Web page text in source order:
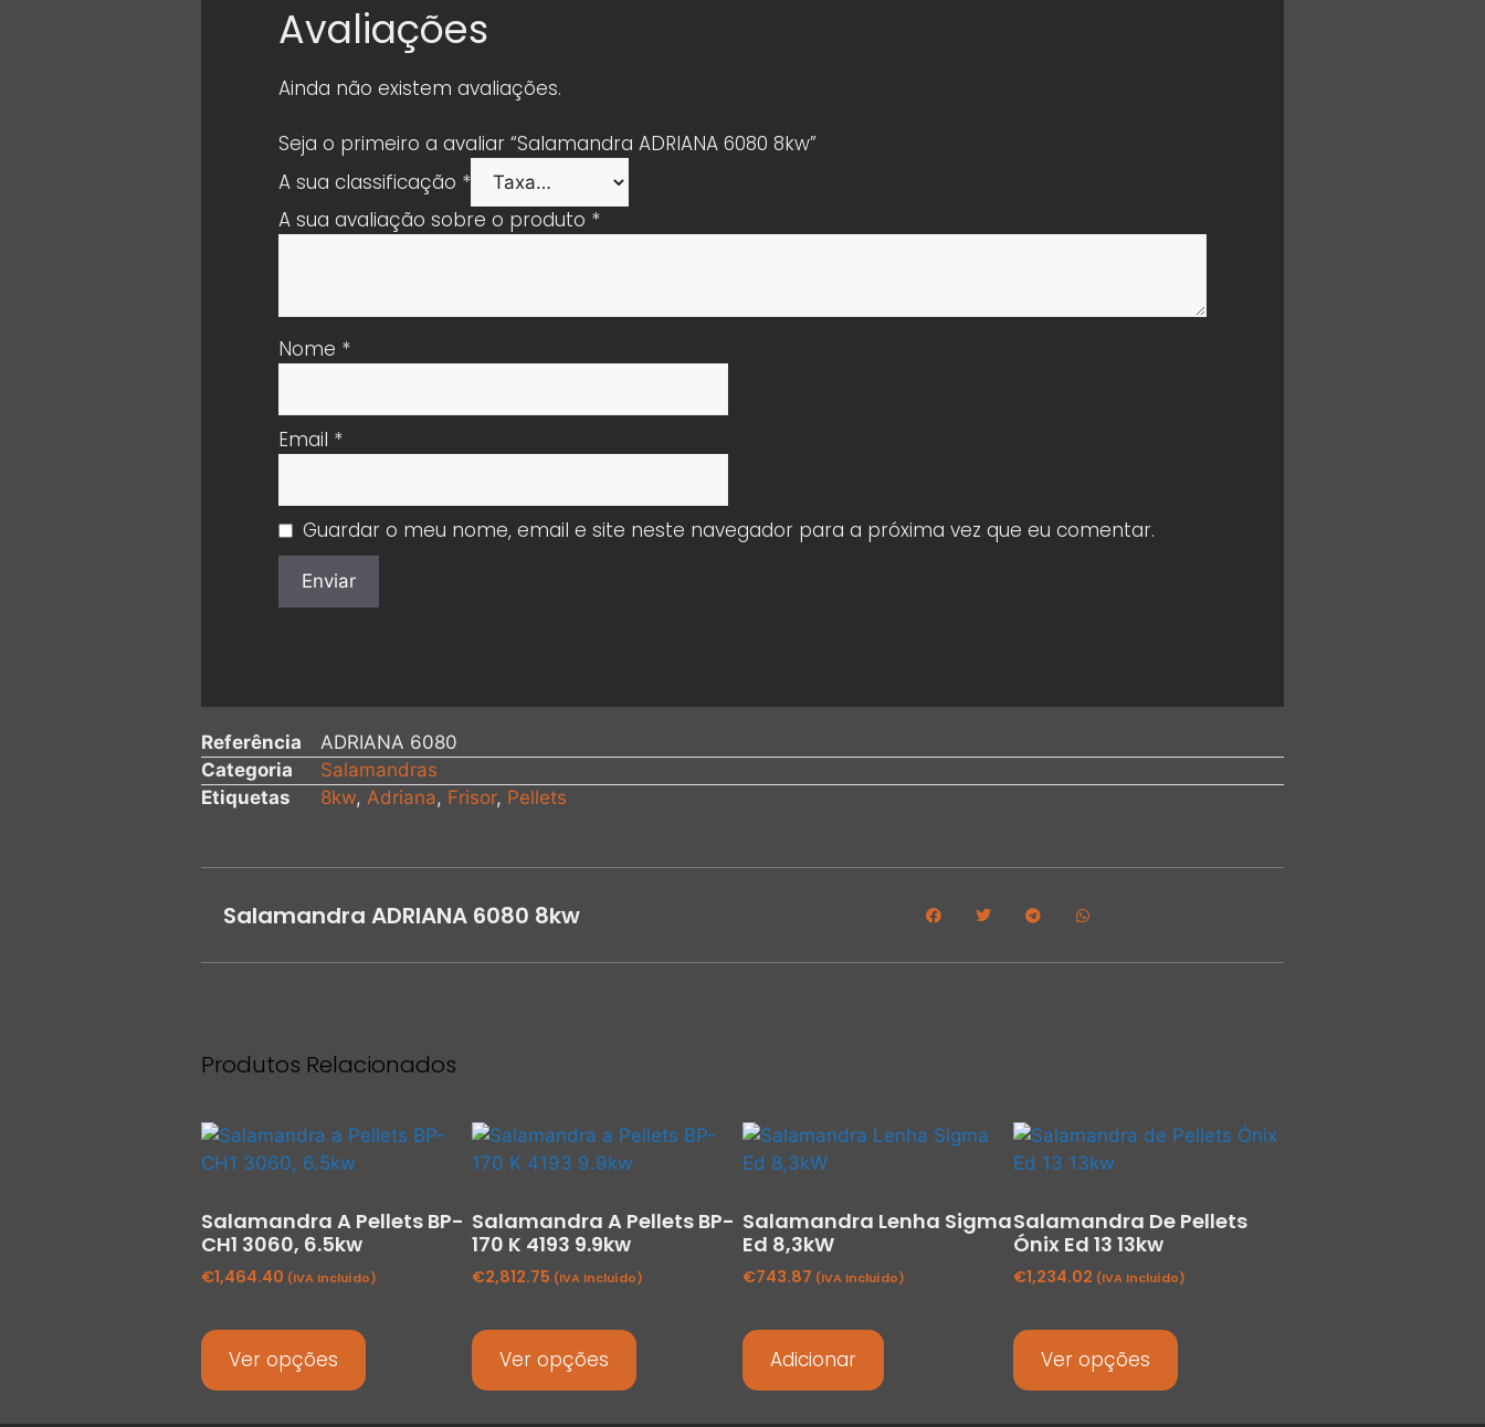
Avaliações
Ainda não existem avaliações.
Seja o primeiro a avaliar “Salamandra ADRIANA 6080 8kw”
A sua classificação *
A sua avaliação sobre o produto *
Nome *
Email *
Guardar o meu nome, email e site neste navegador para a próxima vez que eu comentar.
Referência
ADRIANA 6080
Categoria
Salamandras
Etiquetas
8kw, Adriana, Frisor, Pellets
Salamandra ADRIANA 6080 8kw
Produtos Relacionados
Salamandra A Pellets BP-
CH1 3060, 6.5kw
€1,464.40 (IVA Incluído)
Ver opções
Salamandra A Pellets BP-
170 K 4193 9.9kw
€2,812.75 (IVA Incluído)
Ver opções
Salamandra Lenha Sigma
Ed 8,3kW
€743.87 (IVA Incluído)
Adicionar
Salamandra De Pellets
Ónix Ed 13 13kw
€1,234.02 (IVA Incluído)
Ver opções